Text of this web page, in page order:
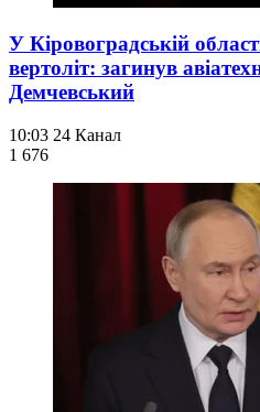
У Кіровоградській
вертоліт: загинув
Демчевський
10:03 24 Канал
1 676